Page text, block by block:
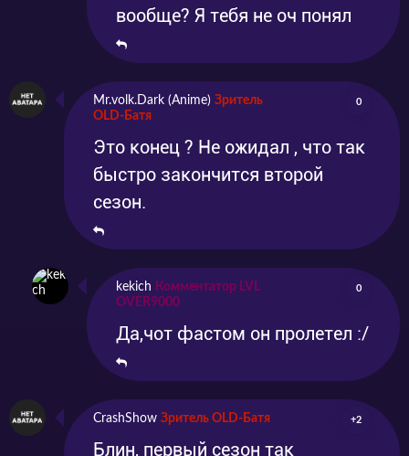
вообще? Я тебя не оч понял
Mr.volk.Dark (Anime) Зритель
OLD-Батя
0
Это конец ? Не ожидал , что так
быстро закончится второй
сезон.
kekich Комментатор LVL
OVER9000
0
Да,чот фастом он пролетел :/
CrashShow Зритель OLD-Батя +2
Блин, первый сезон так